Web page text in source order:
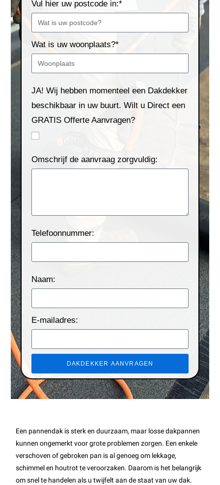
Vul hier uw postcode in:*
Wat is uw woonplaats?*
JA! Wij hebben momenteel een Dakdekker
beschikbaar in uw buurt. Wilt u Direct een
GRATIS Offerte Aanvragen?
Omschrijf de aanvraag zorgvuldig:
Telefoonnummer:
Naam:
E-mailadres:
DAKDEKKER AANVRAGEN
Een pannendak is sterk en duurzaam, maar losse dakpannen
kunnen ongemerkt voor grote problemen zorgen. Een enkele
verschoven of gebroken pan is al genoeg om lekkage,
schimmel en houtrot te veroorzaken. Daarom is het belangrijk
om snel te handelen als u twijfelt aan de staat van uw dak.